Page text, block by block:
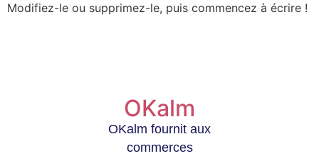
Modifiez-le ou supprimez-le, puis commencez à écrire !
OKalm
OKalm fournit aux
commerces